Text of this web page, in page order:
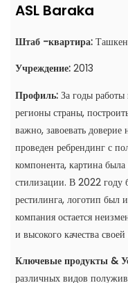
ASL Baraka
Штаб -квартира:
Учреждение: 2013
Профиль: За годы
регионы страны,
важно, завоевать
проведен ребрендинг с
компонента, картина
стилизации. В 2022 году
рестилинга, логотип был
компания остается
и высокого качества
Ключевые продукты &
различных видов